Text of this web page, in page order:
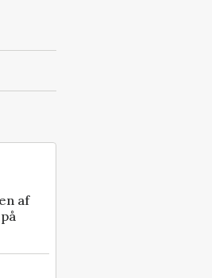
af